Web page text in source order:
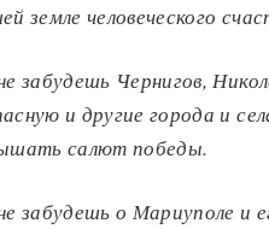
земле человеческого
забудешь Чернигов,
и другие города и
салют победы.
забудешь о Мариуполе и